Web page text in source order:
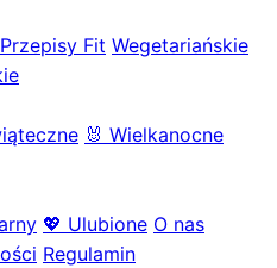
Przepisy Fit Wegetariańskie
🐰 Wielkanocne
💖 Ulubione O nas
Regulamin